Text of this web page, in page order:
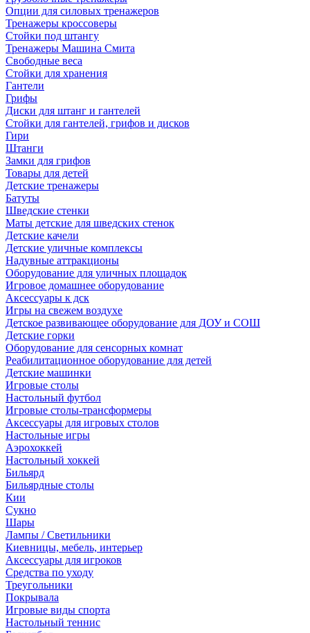
Опции для силовых тренажеров
Тренажеры кроссоверы
Стойки под штангу
Тренажеры Машина Смита
Свободные веса
Стойки для хранения
Гантели
Грифы
Диски для штанг и гантелей
Стойки для гантелей, грифов и дисков
Гири
Штанги
Замки для грифов
Товары для детей
Детские тренажеры
Батуты
Шведские стенки
Маты детские для шведских стенок
Детские качели
Детские уличные комплексы
Надувные аттракционы
Оборудование для уличных площадок
Игровое домашнее оборудование
Аксессуары к дск
Игры на свежем воздухе
Детское развивающее оборудование для ДОУ и СОШ
Детские горки
Оборудование для сенсорных комнат
Реабилитационное оборудование для детей
Детские машинки
Игровые столы
Настольный футбол
Игровые столы-трансформеры
Аксессуары для игровых столов
Настольные игры
Аэрохоккей
Настольный хоккей
Бильярд
Бильярдные столы
Кии
Сукно
Шары
Лампы / Светильники
Киевницы, мебель, интерьер
Аксессуары для игроков
Средства по уходу
Треугольники
Покрывала
Игровые виды спорта
Настольный теннис